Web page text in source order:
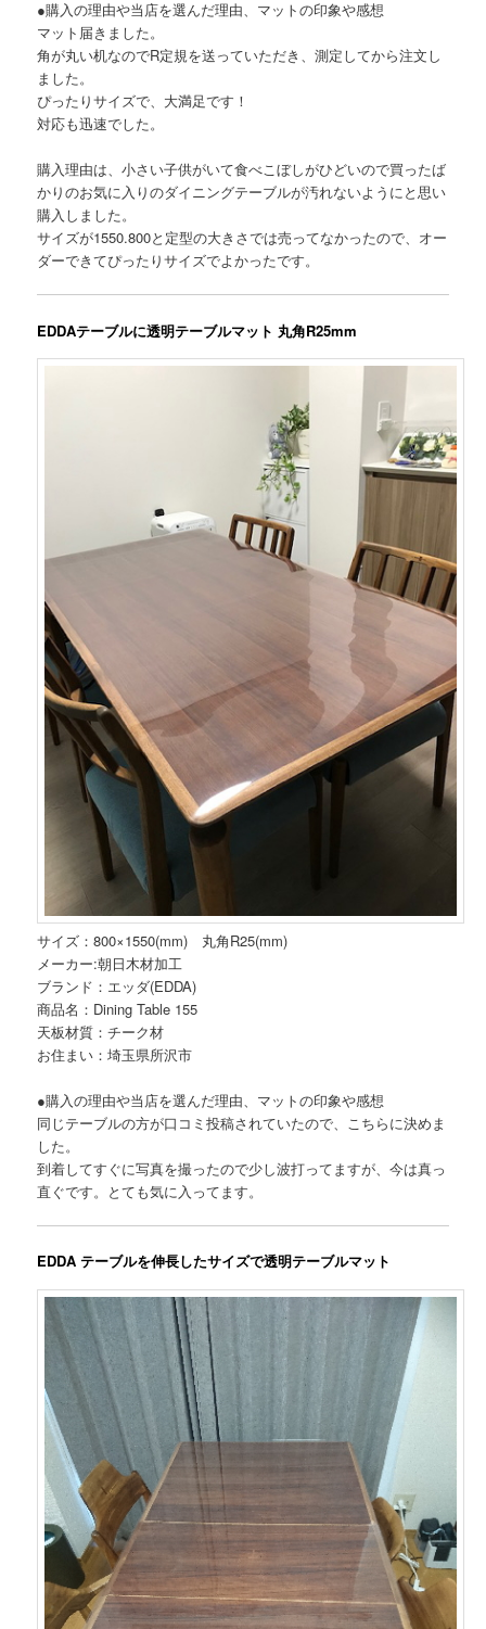
●購入の理由や当店を選んだ理由、マットの印象や感想
マット届きました。
角が丸い机なのでR定規を送っていただき、測定してから注文し
ました。
ぴったりサイズで、大満足です！
対応も迅速でした。
購入理由は、小さい子供がいて食べこぼしがひどいので買ったば
かりのお気に入りのダイニングテーブルが汚れないようにと思い
購入しました。
サイズが1550.800と定型の大きさでは売ってなかったので、オー
ダーできてぴったりサイズでよかったです。
EDDAテーブルに透明テーブルマット 丸角R25mm
サイズ：800×1550(mm) 丸角R25(mm)
メーカー:朝日木材加工
ブランド：エッダ(EDDA)
商品名：Dining Table 155
天板材質：チーク材
お住まい：埼玉県所沢市
●購入の理由や当店を選んだ理由、マットの印象や感想
同じテーブルの方が口コミ投稿されていたので、こちらに決めま
した。
到着してすぐに写真を撮ったので少し波打ってますが、今は真っ
直ぐです。とても気に入ってます。
EDDA テーブルを伸長したサイズで透明テーブルマット